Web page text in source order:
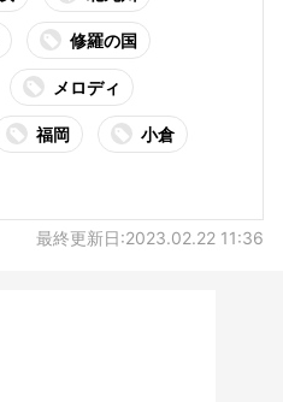
修羅の国
メロディ
福岡 小倉
最終更新日:2023.02.22 11:36